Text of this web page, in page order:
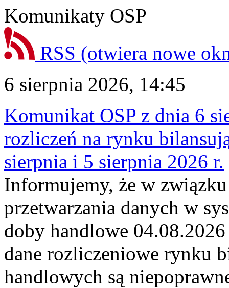
Komunikaty OSP
RSS (otwiera nowe
6 sierpnia 2026, 14:45
Komunikat OSP z dnia 6
rozliczeń na rynku
sierpnia i 5 sierpnia 2026 r.
Informujemy, że w
przetwarzania danych w
doby handlowe
dane rozliczeniowe rynku
handlowych są